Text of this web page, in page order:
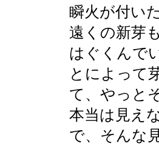
瞬火が付い
遠くの新芽
はぐくんで
とによって
て、やっと
本当は見え
で、そんな